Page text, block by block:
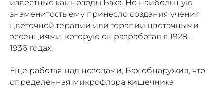
известные как нозоды Баха. Но наибольшую
знаменитость ему принесло создания учения
цветочной терапии или терапии цветочными
эссенциями, которую он разработал в 1928 –
1936 годах.
Еще работая над нозодами, Бах обнаружил, что
определенная микрофлора кишечника